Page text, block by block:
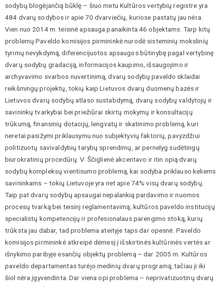
sodybų blogėjančią būklę – šiuo metu Kultūros vertybių registre yra
484 dvarų sodybos ir apie 70 dvarviečių, kuriose pastatų jau nėra.
Vien nuo 2014 m. teisinė apsauga panaikinta 46 objektams. Tarp kitų
problemų Paveldo komisijos pirmininkė nurodė sisteminių mokslinių
tyrimų nevykdymą, diferencijuotos apsaugos būtinybę pagal vertybinę
dvarų sodybų gradaciją, informacijos kaupimo, išsaugojimo ir
archyvavimo svarbos nuvertinimą, dvarų sodybų paveldo sklaidai
reikšmingų projektų, tokių kaip Lietuvos dvarų duomenų bazės ir
Lietuvos dvarų sodybų atlaso sustabdymą, dvarų sodybų valdytojų ir
savininkų tvarkybai bei priežiūrai skirtų mokymų ir konsultacijų
trūkumą, finansinių dotacijų, lengvatų ir skatinimo problemą, kuri
neretai pasižymi priklausymu nuo subjektyvių faktorių, pavyzdžiui
politizuotų savivaldybių tarybų sprendimų, ar pernelyg sudėtingų
biurokratinių procedūrų. V. Ščiglienė akcentavo ir itin opią dvarų
sodybų kompleksų vientisumo problemą, kai sodyba priklauso keliems
savininkams – tokių Lietuvoje yra net apie 74% visų dvarų sodybų.
Taip pat dvarų sodybų apsaugai nepalankią pardavimo ir nuomos
procesų tvarką bei teisinį reglamentavimą, kultūros paveldo institucijų
specialistų kompetencijų ir profesionalaus parengimo stoką, kurių
trūksta jau dabar, tad problema ateityje taps dar opesnė. Paveldo
komisijos pirmininkė atkreipė dėmesį į išskirtinės kultūrinės vertės ar
išnykimo paribyje esančių objektų problemą – dar 2005 m. Kultūros
paveldo departamentas turėjo medinių dvarų programą, tačiau ji iki
šiol nėra įgyvendinta. Dar viena opi problema – neprivatizuotinų dvarų